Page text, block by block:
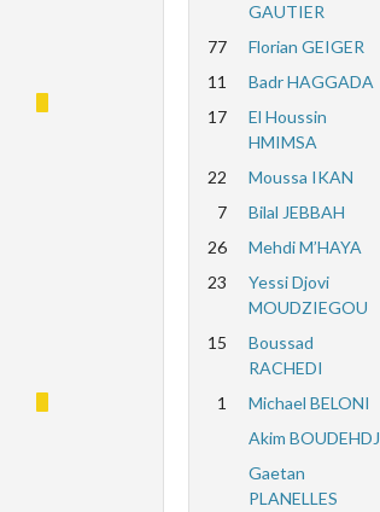
GAUTIER
77
Florian GEIGER
11
Badr HAGGADA
17
El Houssin
HMIMSA
22
Moussa IKAN
7
Bilal JEBBAH
26
Mehdi M’HAYA
23
Yessi Djovi
MOUDZIEGOU
15
Boussad
RACHEDI
1
Michael BELONI
Akim BOUDEHDJ
Gaetan
PLANELLES